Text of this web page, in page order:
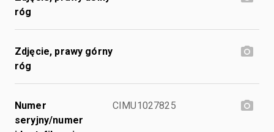
róg
Zdjęcie, prawy górny
róg
Numer
seryjny/numer
CIMU1027825